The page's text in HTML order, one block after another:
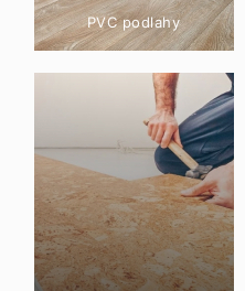
PVC podlahy